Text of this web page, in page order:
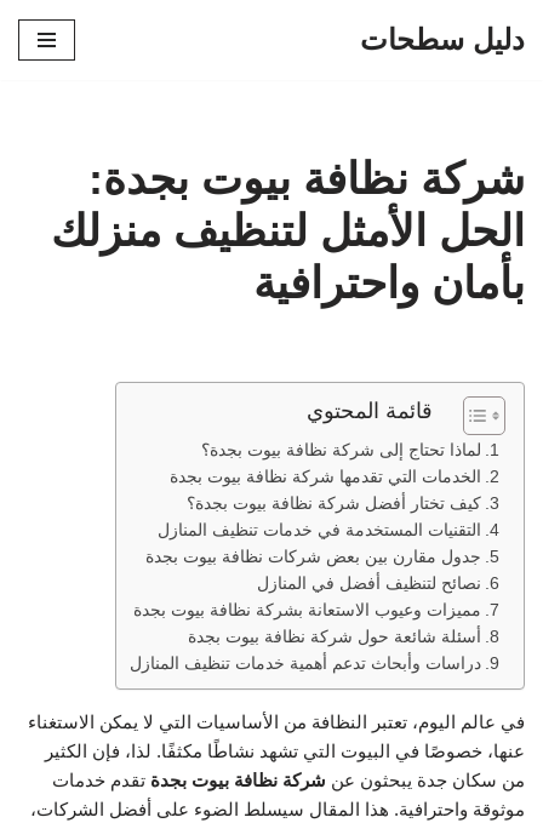
دليل سطحات
شركة نظافة بيوت بجدة:
الحل الأمثل لتنظيف منزلك
بأمان واحترافية
قائمة المحتوي
لماذا تحتاج إلى شركة نظافة بيوت بجدة؟
الخدمات التي تقدمها شركة نظافة بيوت بجدة
كيف تختار أفضل شركة نظافة بيوت بجدة؟
التقنيات المستخدمة في خدمات تنظيف المنازل
جدول مقارن بين بعض شركات نظافة بيوت بجدة
نصائح لتنظيف أفضل في المنازل
مميزات وعيوب الاستعانة بشركة نظافة بيوت بجدة
أسئلة شائعة حول شركة نظافة بيوت بجدة
دراسات وأبحاث تدعم أهمية خدمات تنظيف المنازل
في عالم اليوم، تعتبر النظافة من الأساسيات التي لا يمكن الاستغناء
عنها، خصوصًا في البيوت التي تشهد نشاطًا مكثفًا. لذا، فإن الكثير
من سكان جدة يبحثون عن شركة نظافة بيوت بجدة تقدم خدمات
موثوقة واحترافية. هذا المقال سيسلط الضوء على أفضل الشركات،